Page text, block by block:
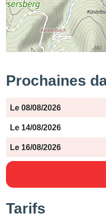
Prochaines
Période Jours
Le 08/08/2026
Le 14/08/2026
Le 16/08/2026
Tarifs